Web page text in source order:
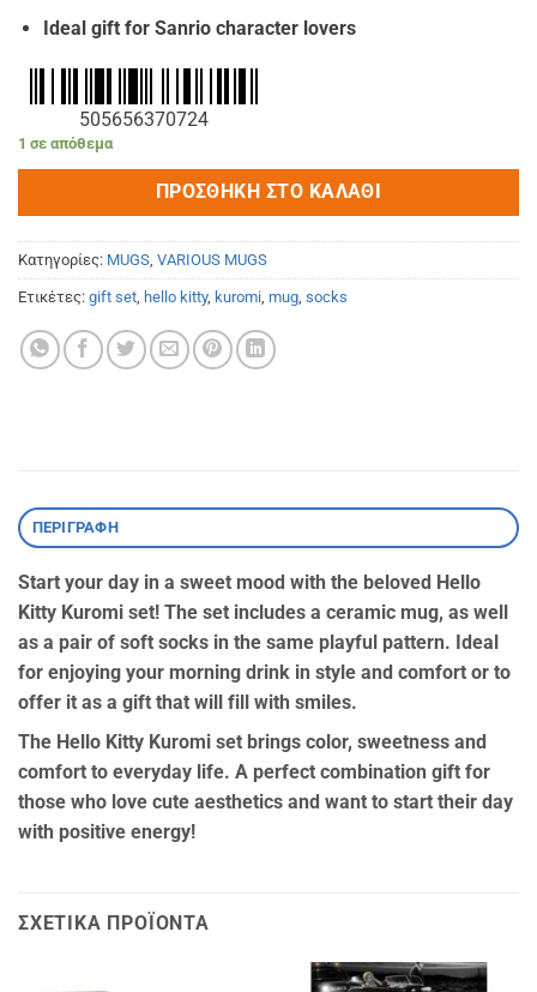
Ideal gift for Sanrio character lovers
505656370724
1 σε απόθεμα
ΠΡΟΣΘΉΚΗ ΣΤΟ ΚΑΛΆΘΙ
Κατηγορίες: MUGS VARIOUS MUGS
Ετικέτες: gift set hello kitty, kuromi mug socks
ΠΕΡΙΓΡΑΦΉ
Start your day in a sweet mood with the beloved Hello
Kitty Kuromi set! The set includes a ceramic mug, as well
as a pair of soft socks in the same playful pattern. Ideal
for enjoying your morning drink in style and comfort or to
offer it as a gift that will fill with smiles.
The Hello Kitty Kuromi set brings color, sweetness and
comfort to everyday life. A perfect combination gift for
those who love cute aesthetics and want to start their day
with positive energy!
ΣΧΕΤΙΚΆ ΠΡΟΪΌΝΤΑ